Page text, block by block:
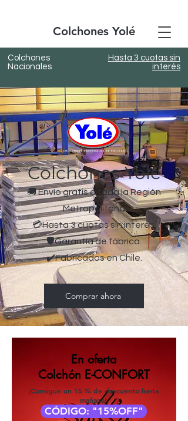
Colchones Yolé
Colchones
Nacionales
Hasta 3 cuotas sin
interés
Colchones Yolé
🚚 Envío gratis a toda la Región
Metropolitana
💳Hasta 3 cuotas sin interés.
🛡️Garantía de fábrica.
✔️Fabricados en Chile.
Comprar ahora
En oferta
Colchón E-CONFORT
¡Consigue un 15 % de descuento hasta
mañana!
CÓDIGO: "15%OFF"